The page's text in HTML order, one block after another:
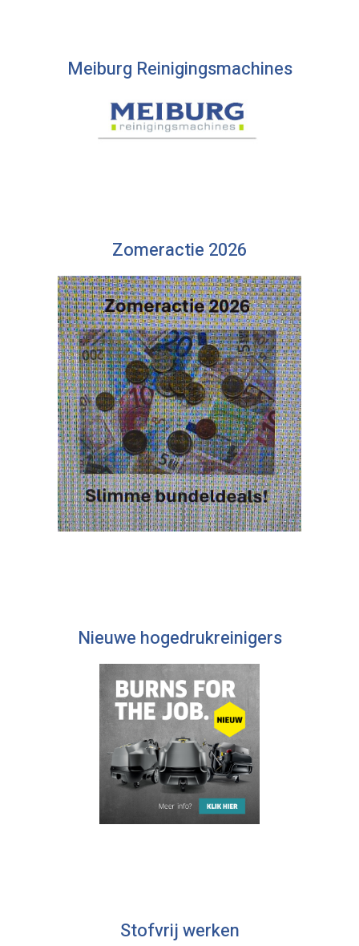
Meiburg Reinigingsmachines
Zomeractie 2026
Nieuwe hogedrukreinigers
Stofvrij werken